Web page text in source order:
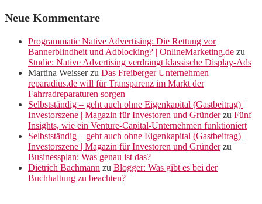
Neue Kommentare
Programmatic Native Advertising: Die Rettung vor
Bannerblindheit und Adblocking? | OnlineMarketing.de zu
Studie: Native Advertising verdrängt klassische Display-Ads
Martina Weisserzu Das Freiberger Unternehmen
reparadius.de will für Transparenz im Markt der
Fahrradreparaturen sorgen
Selbstständig – geht auch ohne Eigenkapital (Gastbeitrag) |
Investorszene | Magazin für Investoren und Gründerzu Fünf
Insights, wie ein Venture-Capital-Unternehmen funktioniert
Selbstständig – geht auch ohne Eigenkapital (Gastbeitrag) |
Investorszene | Magazin für Investoren und Gründerzu
Businessplan: Was genau ist das?
Dietrich Bachmann zu Blogger: Was gibt es bei der
Buchhaltung zu beachten?